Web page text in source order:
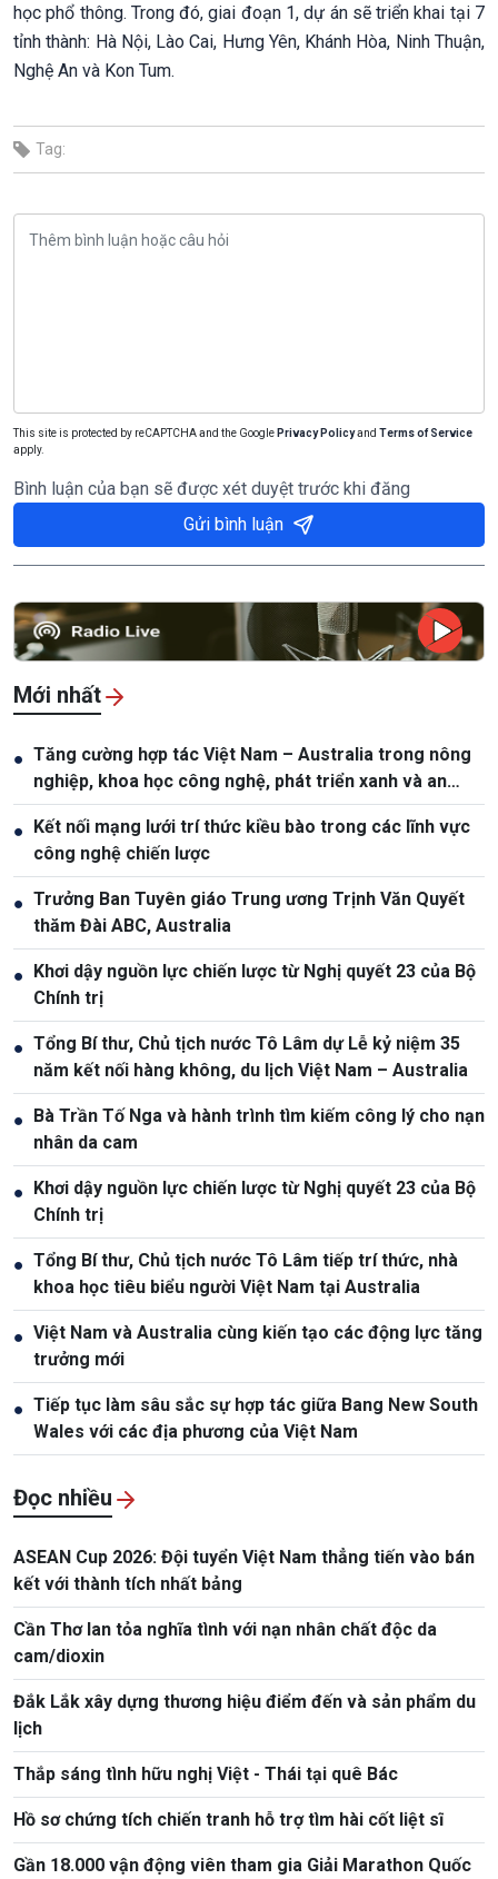
học phổ thông. Trong đó, giai đoạn 1, dự án sẽ triển khai tại 7
tỉnh thành: Hà Nội, Lào Cai, Hưng Yên, Khánh Hòa, Ninh Thuận,
Nghệ An và Kon Tum.
Tag:
This site is protected by reCAPTCHA and the Google Privacy Policyand Terms of Service
apply.
Bình luận của bạn sẽ được xét duyệt trước khi đăng
Gửi bình luận
Mới nhất
● Tăng cường hợp tác Việt Nam – Australia trong nông
nghiệp, khoa học công nghệ, phát triển xanh và an
ninh lương thực
● Kết nối mạng lưới trí thức kiều bào trong các lĩnh vực
công nghệ chiến lược
● Trưởng Ban Tuyên giáo Trung ương Trịnh Văn Quyết
thăm Đài ABC, Australia
● Khơi dậy nguồn lực chiến lược từ Nghị quyết 23 của Bộ
Chính trị
● Tổng Bí thư, Chủ tịch nước Tô Lâm dự Lễ kỷ niệm 35
năm kết nối hàng không, du lịch Việt Nam – Australia
● Bà Trần Tố Nga và hành trình tìm kiếm công lý cho nạn
nhân da cam
● Khơi dậy nguồn lực chiến lược từ Nghị quyết 23 của Bộ
Chính trị
● Tổng Bí thư, Chủ tịch nước Tô Lâm tiếp trí thức, nhà
khoa học tiêu biểu người Việt Nam tại Australia
● Việt Nam và Australia cùng kiến tạo các động lực tăng
trưởng mới
● Tiếp tục làm sâu sắc sự hợp tác giữa Bang New South
Wales với các địa phương của Việt Nam
Đọc nhiều
ASEAN Cup 2026: Đội tuyển Việt Nam thẳng tiến vào bán
kết với thành tích nhất bảng
Cần Thơ lan tỏa nghĩa tình với nạn nhân chất độc da
cam/dioxin
Đắk Lắk xây dựng thương hiệu điểm đến và sản phẩm du
lịch
Thắp sáng tình hữu nghị Việt - Thái tại quê Bác
Hồ sơ chứng tích chiến tranh hỗ trợ tìm hài cốt liệt sĩ
Gần 18.000 vận động viên tham gia Giải Marathon Quốc